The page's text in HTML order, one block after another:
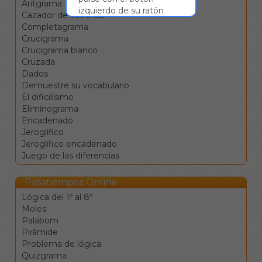
Aritgrama
Cazador de estrellas
Completagrama
Crucigrama
Crucigrama blanco
Cruzada
Dados
Demuestre su vocabulario
El dificilísimo
Eliminograma
Encadenado
Jeroglífico
Jeroglífico encadenado
Juego de las diferencias
Pasatiempos Online
Lógica del 1º al 8º
Moles
Palabom
Pirámide
Problema de lógica
Quizgrama
izquierdo de su ratón
rellenada con dicha letra y
necesidad de pulsar
sobre cada una de ellas.
Las teclas de control
cuadros negros.
El tabulador |→ sirve